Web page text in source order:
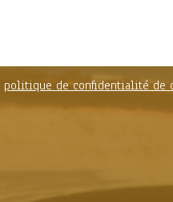
politique de confidentialité de